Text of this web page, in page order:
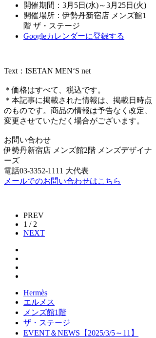
開催期間：3月5日(水)～3月25日(火)
開催場所：伊勢丹新宿店 メンズ館1
階 ザ・ステージ
Googleカレンダーに登録する
Text：ISETAN MEN‘S net
＊価格はすべて、税込です。
＊本記事に掲載された情報は、掲載日時点
のものです。商品の情報は予告なく改定、
変更させていただく場合がございます。
お問い合わせ
伊勢丹新宿店 メンズ館2階 メンズデザイナ
ーズ
電話03-3352-1111 大代表
メールでのお問い合わせはこちら
PREV
1 / 2
NEXT
Hermès
エルメス
メンズ館1階
ザ・ステージ
EVENT＆NEWS【2025/3/5～11】